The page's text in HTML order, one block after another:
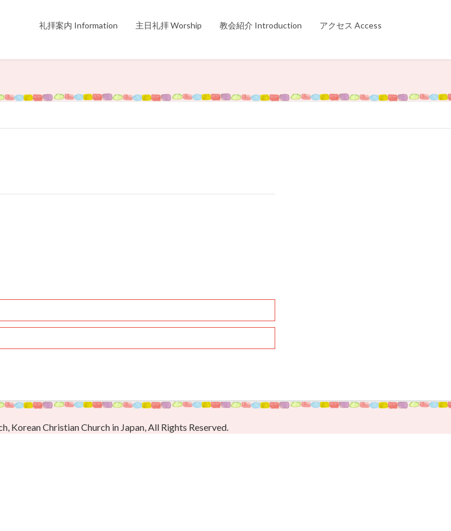
礼拝案内 Information 主日礼拝 Worship 教会紹介 Introduction アクセス Access
Korean Christian Church in Japan, All Rights Reserved.